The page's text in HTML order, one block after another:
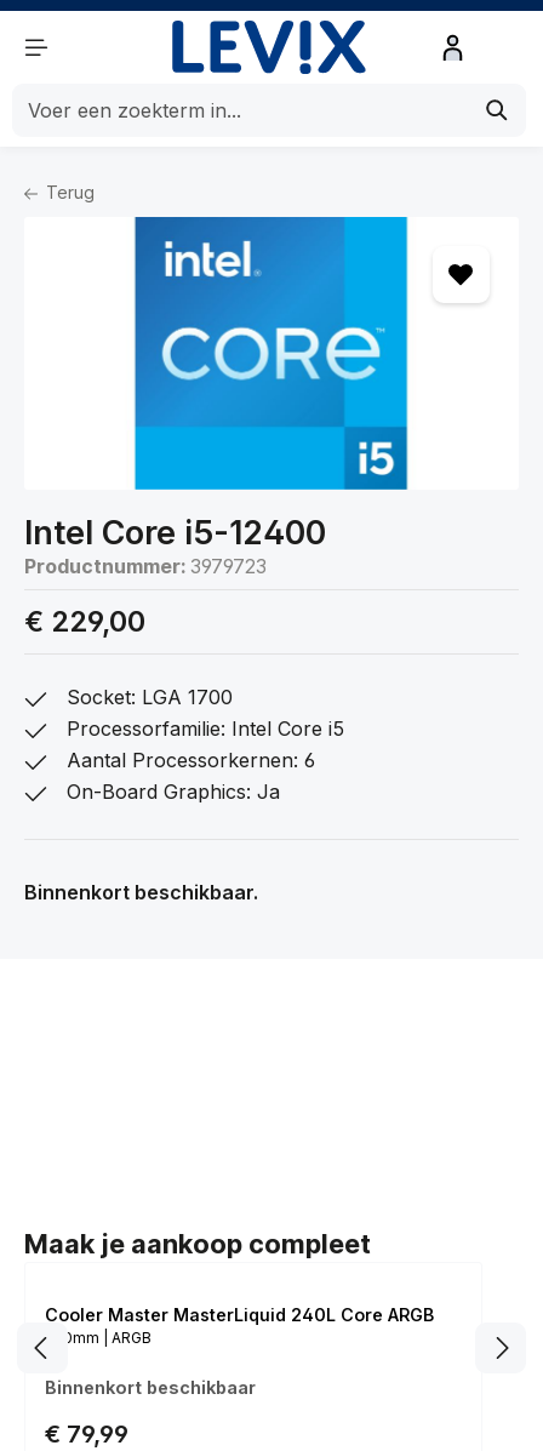
Terug
Home
Intel Core i5-12400
Productnummer: 3979723
€ 229,00
Socket: LGA 1700
Processorfamilie: Intel Core i5
Aantal Processorkernen: 6
On-Board Graphics: Ja
Binnenkort beschikbaar.
Maak je aankoop compleet
Cooler Master MasterLiquid 240L Core ARGB
240mm | ARGB
Binnenkort beschikbaar
€ 79,99